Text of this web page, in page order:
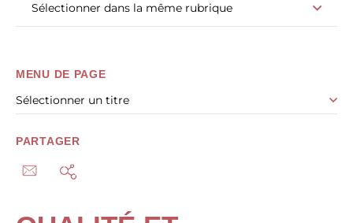
Sélectionner dans la même rubrique
MENU DE PAGE
Sélectionner un titre
PARTAGER